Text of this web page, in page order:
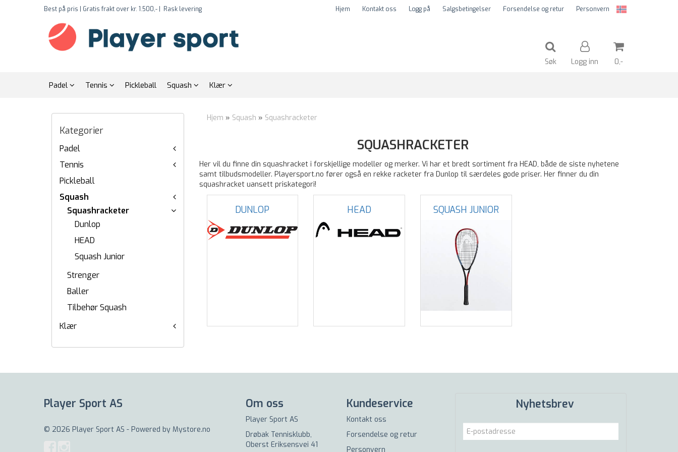
Best på pris | Gratis frakt over kr. 1.500,- | Rask levering Hjem Kontakt oss Logg på Salgsbetingelser Forsendelse og retur Personvern
Søk Logg inn 0,-
Padel Tennis Pickleball Squash Klær
Kategorier
Padel
Tennis
Pickleball
Squash
Squashracketer
Dunlop
HEAD
Squash Junior
Strenger
Baller
Tilbehør Squash
Klær
Hjem » Squash » Squashracketer
SQUASHRACKETER
Her vil du finne din squashracket i forskjellige modeller og merker. Vi har et bredt sortiment fra HEAD, både de siste nyhetene
samt tilbudsmodeller. Playersport.no fører også en rekke racketer fra Dunlop til særdeles gode priser. Her finner du din
squashracket uansett priskategori!
DUNLOP HEAD SQUASH JUNIOR
Player Sport AS
© 2026 Player Sport AS - Powered by Mystore.no
Om oss
Player Sport AS
Drøbak Tennisklubb,
Oberst Eriksensvei 41
Kundeservice
Kontakt oss
Forsendelse og retur
Personvern
Nyhetsbrev